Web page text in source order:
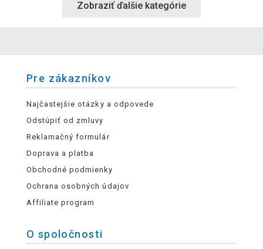
Zobraziť ďalšie kategórie
Pre zákazníkov
Najčastejšie otázky a odpovede
Odstúpiť od zmluvy
Reklamačný formulár
Doprava a platba
Obchodné podmienky
Ochrana osobných údajov
Affiliate program
O spoločnosti